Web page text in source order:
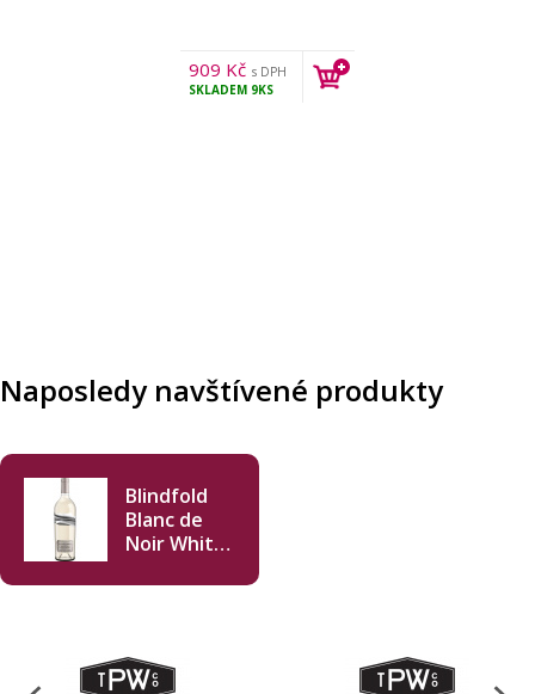
909 Kč s DPH
SKLADEM 9KS
Naposledy navštívené produkty
Blindfold
Blanc de
Noir White
2021 750ml